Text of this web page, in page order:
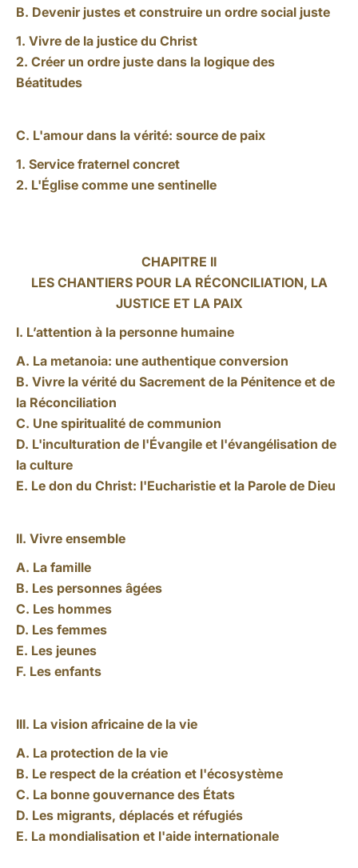
B. Devenir justes et construire un ordre social juste
1. Vivre de la justice du Christ
2. Créer un ordre juste dans la logique des
Béatitudes
C. L'amour dans la vérité: source de paix
1. Service fraternel concret
2. L'Église comme une sentinelle
CHAPITRE II
LES CHANTIERS POUR LA RÉCONCILIATION, LA
JUSTICE ET LA PAIX
I. L’attention à la personne humaine
A. La metanoia: une authentique conversion
B. Vivre la vérité du Sacrement de la Pénitence et de
la Réconciliation
C. Une spiritualité de communion
D. L'inculturation de l'Évangile et l'évangélisation de
la culture
E. Le don du Christ: l'Eucharistie et la Parole de Dieu
II. Vivre ensemble
A. La famille
B. Les personnes âgées
C. Les hommes
D. Les femmes
E. Les jeunes
F. Les enfants
III. La vision africaine de la vie
A. La protection de la vie
B. Le respect de la création et l'écosystème
C. La bonne gouvernance des États
D. Les migrants, déplacés et réfugiés
E. La mondialisation et l'aide internationale